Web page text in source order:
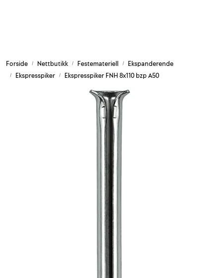
Forside Nettbutikk Festemateriell
Ekspanderende
Ekspresspiker
Ekspresspiker FNH 8x110 bzp A50
Belysning og sesong